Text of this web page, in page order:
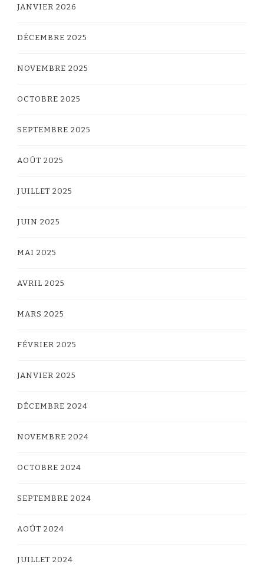
JANVIER 2026
DÉCEMBRE 2025
NOVEMBRE 2025
OCTOBRE 2025
SEPTEMBRE 2025
AOÛT 2025
JUILLET 2025
JUIN 2025
MAI 2025
AVRIL 2025
MARS 2025
FÉVRIER 2025
JANVIER 2025
DÉCEMBRE 2024
NOVEMBRE 2024
OCTOBRE 2024
SEPTEMBRE 2024
AOÛT 2024
JUILLET 2024